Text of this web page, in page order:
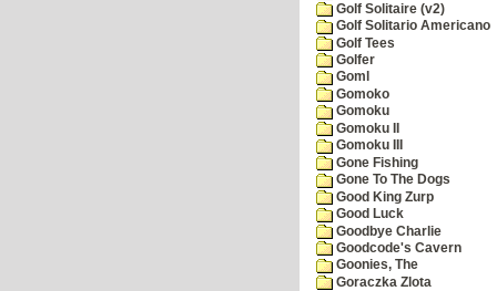
Golf Solitaire (v2)
Golf Solitario Americano
Golf Tees
Golfer
Goml
Gomoko
Gomoku
Gomoku II
Gomoku III
Gone Fishing
Gone To The Dogs
Good King Zurp
Good Luck
Goodbye Charlie
Goodcode's Cavern
Goonies, The
Goraczka Zlota